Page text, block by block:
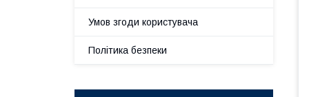
Умов згоди користувача
Політика безпеки